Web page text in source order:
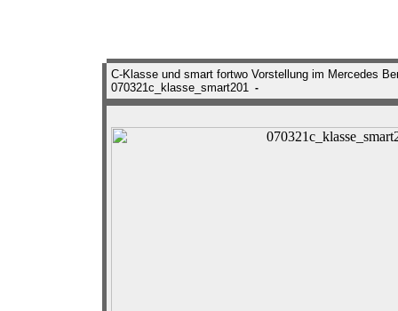
C-Klasse und smart fortwo Vorstellung im Mercedes
070321c_klasse_smart201 -